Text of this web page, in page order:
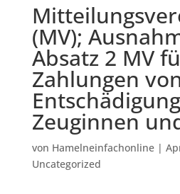
(MV);
Absatz 2 MV
Zahlungen
Zeuginnen
von Hamelneinfachonline|
Uncategorized